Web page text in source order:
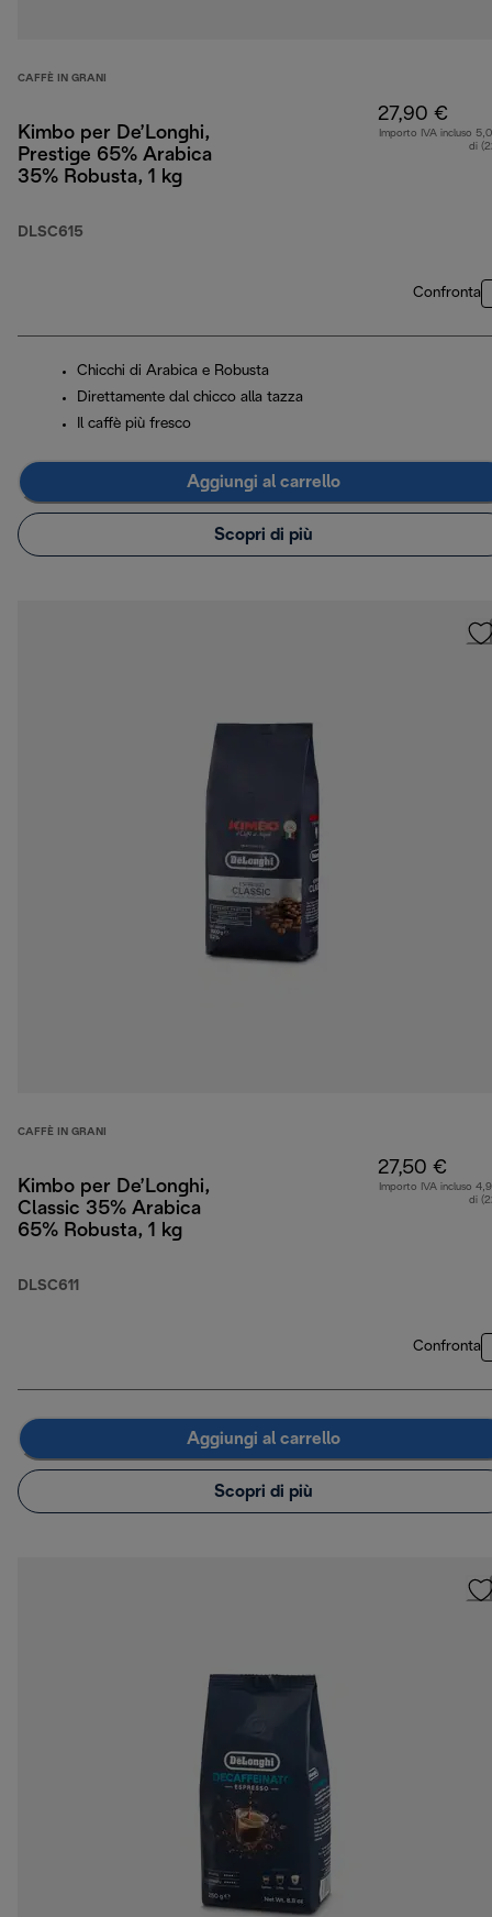
CAFFÈ IN GRANI
Kimbo per De’Longhi,
Prestige 65% Arabica
35% Robusta, 1 kg
DLSC615
27,90 €
Importo IVA incluso
di
Confronta
Chicchi di Arabica e Robusta
Direttamente dal chicco alla tazza
Il caffè più fresco
Aggiungi al carrello
Scopri di più
CAFFÈ IN GRANI
Kimbo per De’Longhi,
Classic 35% Arabica
65% Robusta, 1 kg
DLSC611
27,50 €
Importo IVA incluso
di
Confronta
Aggiungi al carrello
Scopri di più